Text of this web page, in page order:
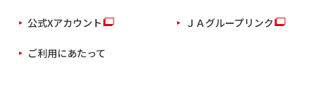
公式Xアカウント ＪＡグループリンク
ご利用にあたって